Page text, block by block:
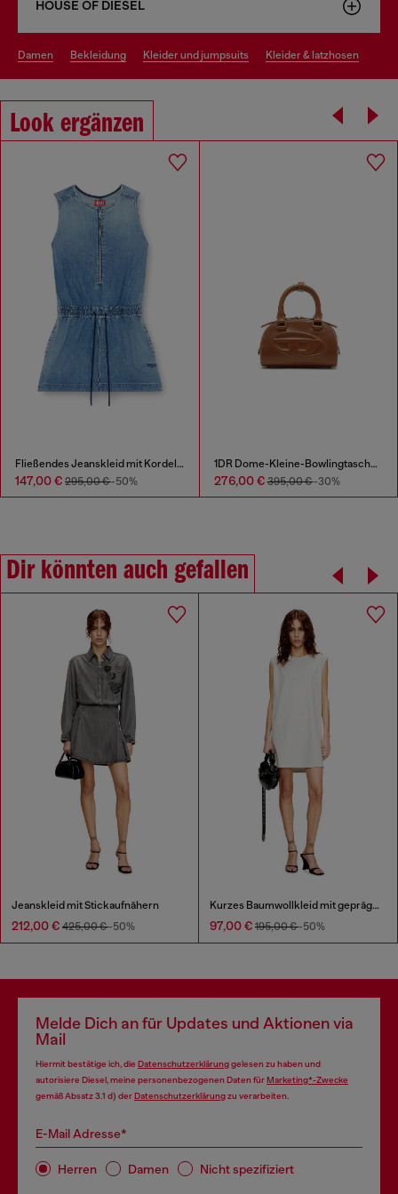
HOUSE OF DIESEL
damen bekleidung kleider und jumpsuits kleider & latzhosen
Look ergänzen
Fließendes Jeanskleid mit Kordelzug in der Taille
147,00 € 295,00 €-50%
1DR Dome-Kleine-Bowlingtasche aus Pull-up-Leder
276,00 €395,00 €-30%
Dir könnten auch gefallen
Jeanskleid mit Stickaufnähern
212,00 € 425,00 €-50%
Kurzes Baumwollkleid mit geprägter Kette
97,00 € 195,00 €-50%
Melde Dich an für Updates und Aktionen via
Mail
Hiermit bestätige ich, die Datenschutzerklärunggelesen zu haben und
autorisiere Diesel, meine personenbezogenen Daten fürMarketing*-Zwecke
gemäß Absatz 3.1 d) derDatenschutzerklärungzu verarbeiten.
E-Mail Adresse*
Herren Damen Nicht spezifiziert